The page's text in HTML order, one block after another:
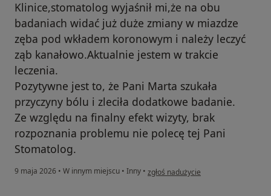
Klinice,stomatolog wyjaśnił mi,że na obu
badaniach widać już duże zmiany w miazdze
zęba pod wkładem koronowym i należy leczyć
ząb kanałowo.Aktualnie jestem w trakcie
leczenia.
Pozytywne jest to, że Pani Marta szukała
przyczyny bólu i zleciła dodatkowe badanie.
Ze względu na finalny efekt wizyty, brak
rozpoznania problemu nie polecę tej Pani
Stomatolog.
9 maja 2026 • W innym miejscu • Inny • w opinii użytkownika Beata
zgłoś nadużycie